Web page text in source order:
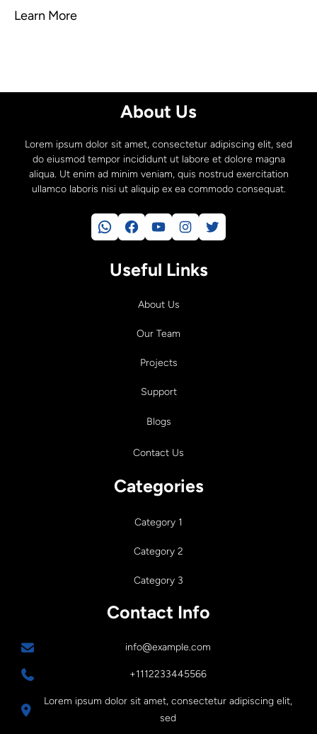
Learn More
About Us
Lorem ipsum dolor sit amet, consectetur adipiscing elit, sed
do eiusmod tempor incididunt ut labore et dolore magna
aliqua. Ut enim ad minim veniam, quis nostrud exercitation
ullamco laboris nisi ut aliquip ex ea commodo consequat.
WhatsApp Facebook YouTube Instagram Twitter
Useful Links
About Us
Our Team
Projects
Support
Blogs
Contact Us
Categories
Category 1
Category 2
Category 3
Contact Info
info@example.com
+1112233445566
Lorem ipsum dolor sit amet, consectetur adipiscing elit,
sed